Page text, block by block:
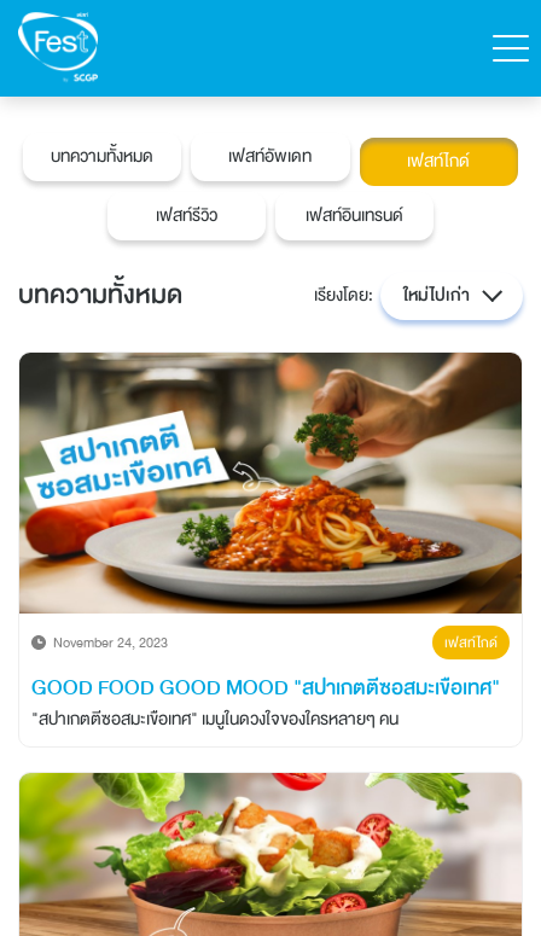
ติดต่อเฟสท์
สั่งซื้อสินค้า
English
สินค้าทั้งหมด
แคตตาล็อก
เกี่ยวกับเฟสท์
บทความ/ข่าวสาร
บทความทั้งหมด เฟสท์อัพเดท
เฟสท์ไกด์
เฟสท์รีวิว
เฟสท์อินเทรนด์
บทความทั้งหมด เรียงโดย: ใหม่ไปเก่า
November 24, 2023 เฟสท์ไกด์
GOOD FOOD GOOD MOOD "สปาเกตตีซอสมะเขือเทศ"
"สปาเกตตีซอสมะเขือเทศ" เมนูในดวงใจของใครหลายๆ คน